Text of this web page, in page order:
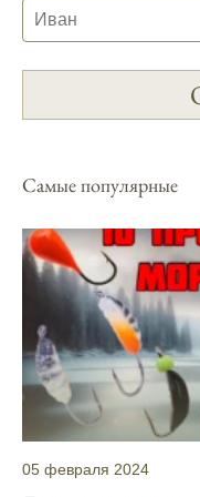
условия и
надежным.
сайте и
Подробный
выбирать
Москве и
С
клева на
Узнайте,
активность
прогнозе
Самые популярные
05 февраля 2024